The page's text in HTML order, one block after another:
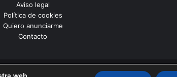
Aviso legal
Política de cookies
Quiero anunciarme
Contacto